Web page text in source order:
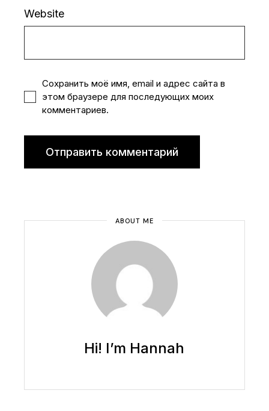
Website
Сохранить моё имя, email и адрес сайта в
этом браузере для последующих моих
комментариев.
Отправить комментарий
ABOUT ME
Hi! I’m Hannah